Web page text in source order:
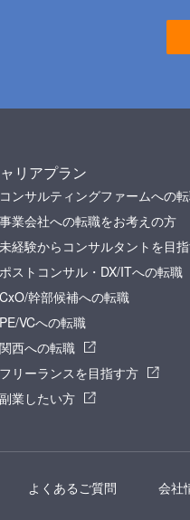
リアプラン
コンサルティングファームへの
事業会社への転職をお考えの方
未経験からコンサルタントを目
ポストコンサル・DX/ITへの転職
CxO/幹部候補への転職
PE/VCへの転職
関西への転職
フリーランスを目指す方
副業したい方
よくあるご質問 会社